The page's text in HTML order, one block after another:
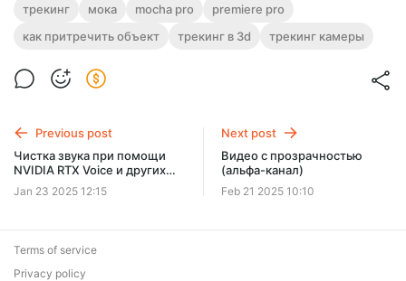
трекинг мока mocha pro
premiere pro
как притречить объект
трекинг в 3d трекинг камеры
Previous post
Чистка звука при помощи
NVIDIA RTX Voice и других
инструментов
Jan 23 2025 12:15
Next post
Видео с прозрачностью
(альфа-канал)
Feb 21 2025 10:10
Terms of service
Privacy policy